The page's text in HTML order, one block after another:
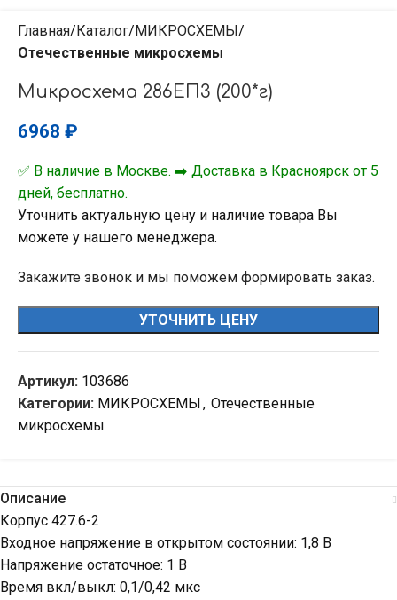
Главная Каталог МИКРОСХЕМЫ
Отечественные микросхемы
Микросхема 286ЕП3 (200*г)
6968 ₽
✅ В наличие в Москве. ➡️ Доставка в Красноярск от 5
дней, бесплатно.
Уточнить актуальную цену и наличие товара Вы
можете у нашего менеджера.
Закажите звонок и мы поможем формировать заказ.
УТОЧНИТЬ ЦЕНУ
Артикул: 103686
Категории: МИКРОСХЕМЫ, Отечественные
микросхемы
Описание
Корпус 427.6-2
Входное напряжение в открытом состоянии: 1,8 В
Напряжение остаточное: 1 В
Время вкл/выкл: 0,1/0,42 мкс